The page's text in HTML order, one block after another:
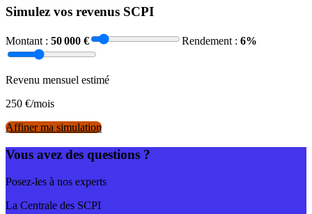
Simulez vos revenus SCPI
Montant : 50 000 € Rendement : 6%
Revenu mensuel estimé
250 €/mois
Affiner ma simulation
Vous avez des questions ?
Posez-les à nos experts
La Centrale des SCPI